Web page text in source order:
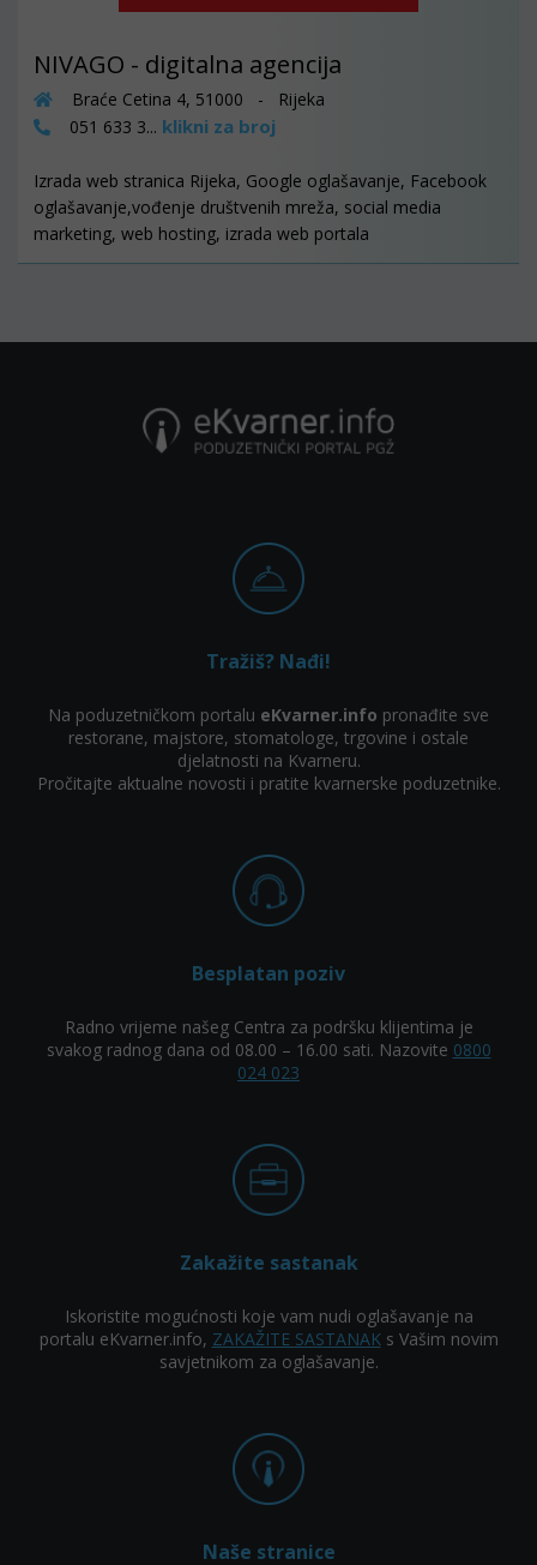
NIVAGO - digitalna agencija
Braće Cetina 4, 51000 - Rijeka
051 633 3... klikni za broj
Izrada web stranica Rijeka, Google oglašavanje, Facebook
oglašavanje,vođenje društvenih mreža, social media
marketing, web hosting, izrada web portala
Tražiš? Nađi!
Na poduzetničkom portalu eKvarner.info pronađite sve
restorane, majstore, stomatologe, trgovine i ostale
djelatnosti na Kvarneru.
Pročitajte aktualne novosti i pratite kvarnerske poduzetnike.
Besplatan poziv
Radno vrijeme našeg Centra za podršku klijentima je
svakog radnog dana od 08.00 – 16.00 sati. Nazovite 0800
024 023
Zakažite sastanak
Iskoristite mogućnosti koje vam nudi oglašavanje na
portalu eKvarner.info, ZAKAŽITE SASTANAKs Vašim novim
savjetnikom za oglašavanje.
Naše stranice